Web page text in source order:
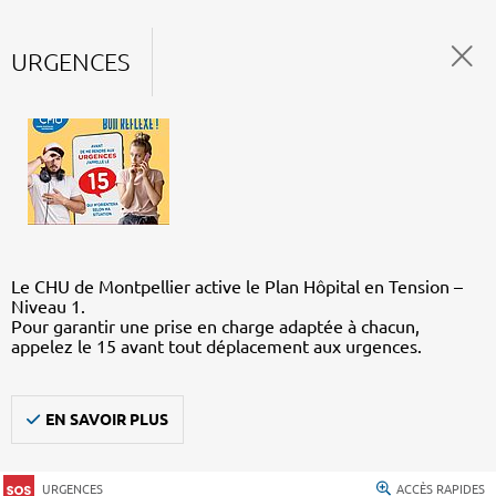
URGENCES
Le CHU de Montpellier active le Plan Hôpital en Tension –
Niveau 1.
Pour garantir une prise en charge adaptée à chacun,
appelez le 15 avant tout déplacement aux urgences.
EN SAVOIR PLUS
URGENCES ACCÈS RAPIDES